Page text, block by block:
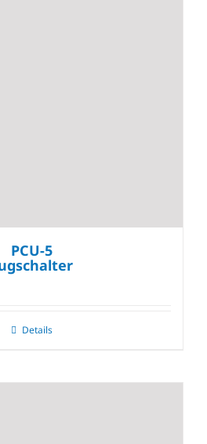
PCU-5
Details